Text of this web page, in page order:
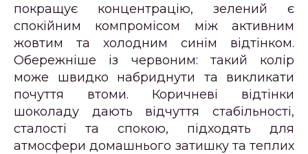
покращує концентрацію, зелений є
спокійним компромісом між активним
жовтим та холодним синім відтінком.
Обережніше із червоним: такий колір
може швидко набриднути та викликати
почуття втоми. Коричневі відтінки
шоколаду дають відчуття стабільності,
сталості та спокою, підходять для
атмосфери домашнього затишку та теплих